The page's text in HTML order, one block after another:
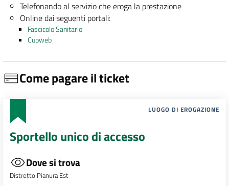
Telefonando al servizio che eroga la prestazione
Online dai seguenti portali:
Fascicolo Sanitario
Cupweb
Come pagare il ticket
LUOGO DI EROGAZIONE
Sportello unico di accesso
Dove si trova
Distretto Pianura Est